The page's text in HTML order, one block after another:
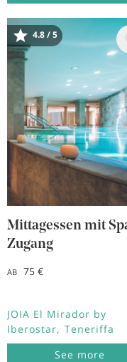
Bild4.8 / 5
Mittagessen mit
Zugang
AB 75 €
JOIA El Mirador by
Iberostar
Teneriffa
See more